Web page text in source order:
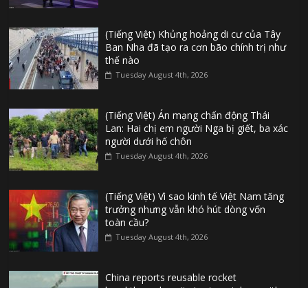
(Tiếng Việt) Khủng hoảng di cư của Tây
Ban Nha đã tạo ra cơn bão chính trị như
thế nào
Tuesday August 4th, 2026
(Tiếng Việt) Án mạng chấn động Thái
Lan: Hai chị em người Nga bị giết, ba xác
người dưới hố chôn
Tuesday August 4th, 2026
(Tiếng Việt) Vì sao kinh tế Việt Nam tăng
trưởng nhưng vẫn khó hút dòng vốn
toàn cầu?
Tuesday August 4th, 2026
China reports reusable rocket